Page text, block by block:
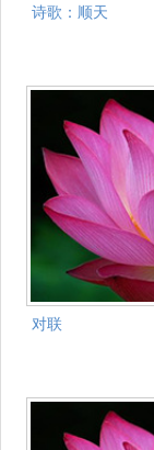
诗歌：顺天
对联